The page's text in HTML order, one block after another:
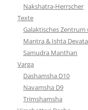
Nakshatra-Herrscher
Texte
Galaktisches
Mantra & Ishta Devata
Samudra Manthan
Varga
Dashamsha D10
Navamsha D9
Trimshamsha